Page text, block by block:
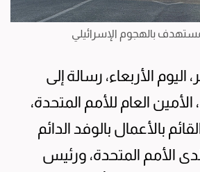
بالهجوم الإسرائيلي
الأربعاء، رسالة إلى
العام للأمم المتحدة،
بالأعمال بالوفد الدائم
الأمم المتحدة، ورئيس